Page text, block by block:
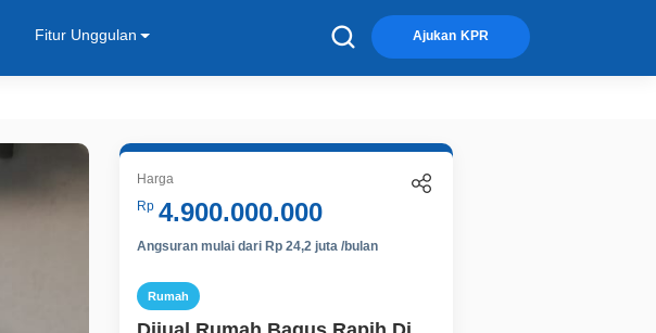
Fitur Unggulan Ajukan KPR
Harga
Rp 4.900.000.000
Angsuran mulai dari Rp 24,2 juta /bulan
Rumah